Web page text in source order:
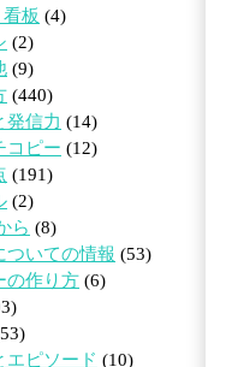
板 (4)
(2)
(9)
(440)
発信力 (14)
コピー (12)
(191)
(2)
ら (8)
ついての情報 (53)
の作り方 (6)
エピソード (10)